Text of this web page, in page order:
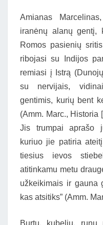
Amianas
iranėnų alanų gentį,
Romos pasienių
ribojasi su Indijos
remiasi į Istrą
su nervijais,
gentimis, kurių bent
(Amm. Marc., Historia
Jis trumpai aprašo
kuriuo jie patiria
tiesius ievos
atitinkamu metu
užkeikimais ir gauna
kas atsitiks” (Amm.
Burtų, kubelių, runų